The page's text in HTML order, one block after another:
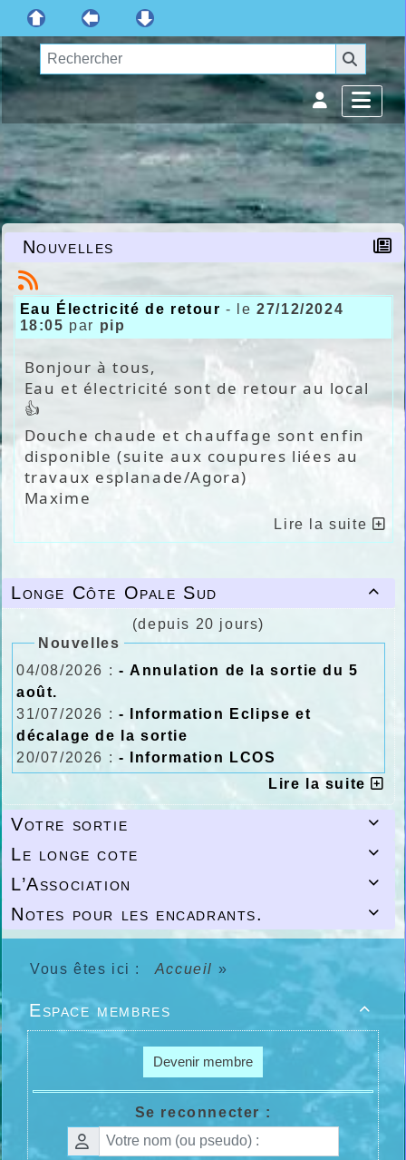

Longe Côte Opale Sud
(depuis 20 jours)
Nouvelles
04/08/2026 : - Annulation de la sortie du 5
août.
31/07/2026 : - Information Eclipse et
décalage de la sortie
20/07/2026 : - Information LCOS
Lire la suite

Votre sortie

Le longe cote

L’Association

Notes pour les encadrants.
Nouvelles
Eau Électricité de retour- le27/12/2024
18:05 par pip
Bonjour à tous,
Eau et électricité sont de retour au local
👍
Douche chaude et chauffage sont enfin
disponible (suite aux coupures liées au
travaux esplanade/Agora)
Maxime
Lire la suite
Vous êtes ici : Accueil »

Espace membres
Devenir membre
Se reconnecter :